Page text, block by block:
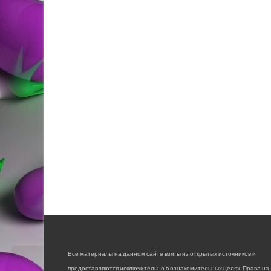
Все материалы на данном сайте взяты из открытых источников и
предоставляются исключительно в ознакомительных целях. Права на